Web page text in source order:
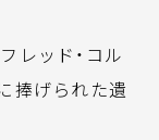
レッド・コル
捧げられた遺